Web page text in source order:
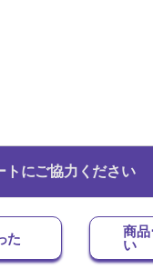
トにご協力ください
た
商品
い